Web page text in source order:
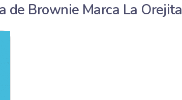
de Brownie Marca La Orejita